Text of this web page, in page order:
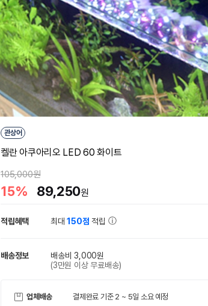
관상어
켈란 아쿠아리오 LED 60 화이트
105,000원
15% 89,250원
적립혜택 최대150점 적립
배송정보
배송비 3,000원
(3만원 이상 무료배송)
업체배송 결제완료 기준 2 ~ 5일 소요 예정